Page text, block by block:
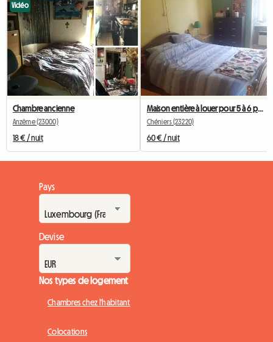
Vidéo
Chambre ancienne
Anzême (23000)
18 € / nuit
Maison entière à louer pour 5 à 6 personnes
Chéniers (23220)
60 € / nuit
Pays
Devise
Nos types de logement
Chambres chez l'habitant
Colocations